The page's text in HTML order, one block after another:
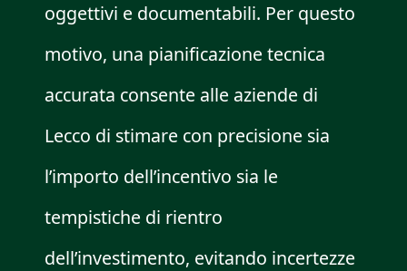
oggettivi e documentabili. Per questo
motivo, una pianificazione tecnica
accurata consente alle aziende di
Lecco di stimare con precisione sia
l’importo dell’incentivo sia le
tempistiche di rientro
dell’investimento, evitando incertezze